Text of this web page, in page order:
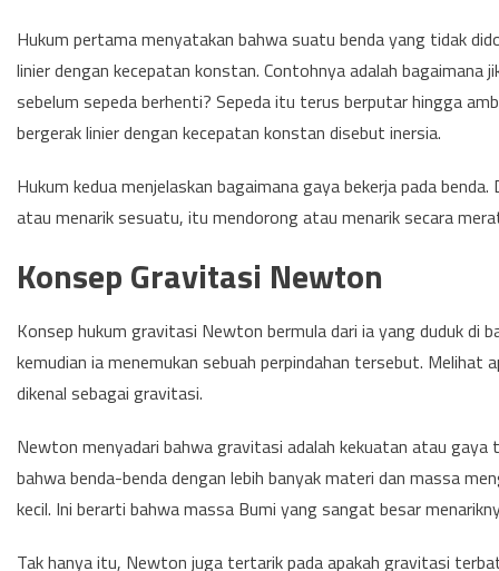
Hukum pertama menyatakan bahwa suatu benda yang tidak
linier dengan kecepatan konstan. Contohnya adalah bagaimana
sebelum sepeda berhenti? Sepeda itu terus berputar hingga
bergerak linier dengan kecepatan konstan disebut inersia.
Hukum kedua menjelaskan bagaimana gaya bekerja pada
atau menarik sesuatu, itu mendorong atau menarik secara
Konsep Gravitasi Newton
Konsep hukum gravitasi Newton bermula dari ia yang duduk di
kemudian ia menemukan sebuah perpindahan tersebut.
dikenal sebagai gravitasi.
Newton menyadari bahwa gravitasi adalah kekuatan atau gaya
bahwa benda-benda dengan lebih banyak materi dan massa
kecil. Ini berarti bahwa massa Bumi yang sangat besar
Tak hanya itu, Newton juga tertarik pada apakah gravitasi